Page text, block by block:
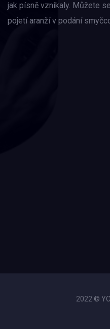
jak písně vznikaly. Můžete
pojetí aranží v podání
2022 ©